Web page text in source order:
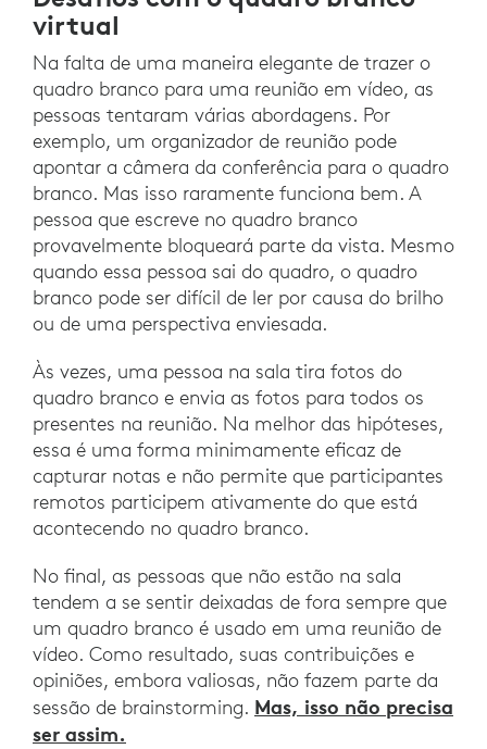
virtual
Na falta de uma maneira elegante de trazer o
quadro branco para uma reunião em vídeo, as
pessoas tentaram várias abordagens. Por
exemplo, um organizador de reunião pode
apontar a câmera da conferência para o quadro
branco. Mas isso raramente funciona bem. A
pessoa que escreve no quadro branco
provavelmente bloqueará parte da vista. Mesmo
quando essa pessoa sai do quadro, o quadro
branco pode ser difícil de ler por causa do brilho
ou de uma perspectiva enviesada.
Às vezes, uma pessoa na sala tira fotos do
quadro branco e envia as fotos para todos os
presentes na reunião. Na melhor das hipóteses,
essa é uma forma minimamente eficaz de
capturar notas e não permite que participantes
remotos participem ativamente do que está
acontecendo no quadro branco.
No final, as pessoas que não estão na sala
tendem a se sentir deixadas de fora sempre que
um quadro branco é usado em uma reunião de
vídeo. Como resultado, suas contribuições e
opiniões, embora valiosas, não fazem parte da
sessão de brainstorming. Mas, isso não precisa
ser assim.